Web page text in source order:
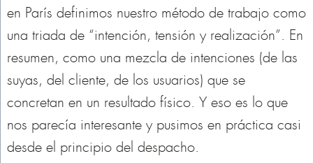
en París definimos nuestro método de trabajo como
una triada de “intención, tensión y realización”. En
resumen, como una mezcla de intenciones (de las
suyas, del cliente, de los usuarios) que se
concretan en un resultado físico. Y eso es lo que
nos parecía interesante y pusimos en práctica casi
desde el principio del despacho.